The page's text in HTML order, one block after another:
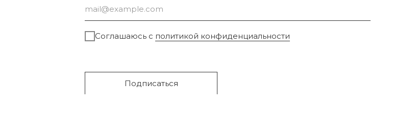
Соглашаюсь с политикой конфиденциальности
Подписаться